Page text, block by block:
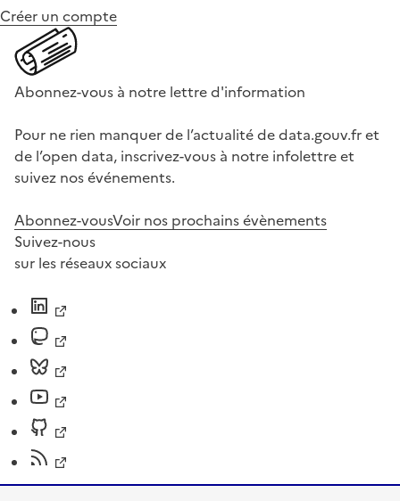
Créer un compte
Abonnez-vous à notre lettre d'information
Pour ne rien manquer de l’actualité de data.gouv.fr et
de l’open data, inscrivez-vous à notre infolettre et
suivez nos événements.
Abonnez-vousVoir nos prochains évènements
Suivez-nous
sur les réseaux sociaux